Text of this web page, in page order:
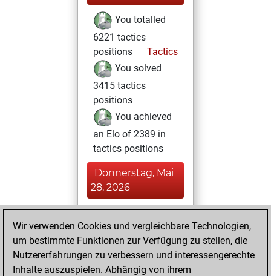
You totalled
6221 tactics
positions
Tactics
You solved
3415 tactics
positions
You achieved
an Elo of 2389 in
tactics positions
Donnerstag, Mai
28, 2026
You played 81
blitz games
Play
You scored +44
=1 -36 in blitz
Wir verwenden Cookies und vergleichbare Technologien,
um bestimmte Funktionen zur Verfügung zu stellen, die
Nutzererfahrungen zu verbessern und interessengerechte
Inhalte auszuspielen. Abhängig von ihrem